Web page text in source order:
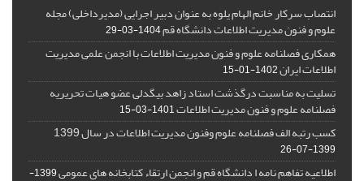
انتصاب سرکار خانم الهام یلوه به عنوان دبیر اجرایی (مدیرداخلی) مجله
علوم و فنون مدیریت اطلاعات دانشگاه قم1404-03-29
همکاری فصلنامه علوم و فنون مدیریت اطلاعات با انجمن علمی مدیریت
اطلاعات ایران1402-01-15
تسلیت به مناسبت درگذشت استاد زاهد بیگدلی عضو هیات تحریریه
فصلنامه علوم و فنون مدیریت اطلاعات1401-03-15
کسب رتبه الف فصلنامه علوم وفنون مدیریت اطلاعات در سال 1399
1399-07-26
اطلاعیه تفاهم نامه ا دانشگاه قم و انجمن ارتقاء کتابخانه های عمومی
1399-